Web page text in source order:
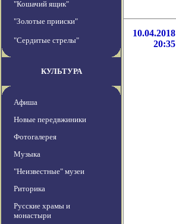
"Кошачий ящик"
"Золотые прииски"
"Сердитые стрелы"
КУЛЬТУРА
Афиша
Новые передвжиники
Фотогалерея
Музыка
"Неизвестные" музеи
Риторика
Русские храмы и
монастыри
10.04.2018
20:35